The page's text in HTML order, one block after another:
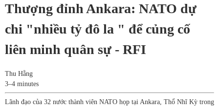
Thượng đỉnh Ankara: NATO dự
chi "nhiều tỷ đô la " để củng cố
liên minh quân sự - RFI
Thu Hằng
3–4 minutes
Lãnh đạo của 32 nước thành viên NATO họp tại Ankara, Thổ Nhĩ Kỳ trong